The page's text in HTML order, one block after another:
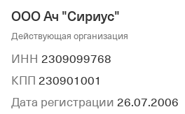
ООО Ач "Сириус"
Действующая организация
ИНН 2309099768
КПП 230901001
Дата регистрации 26.07.2006